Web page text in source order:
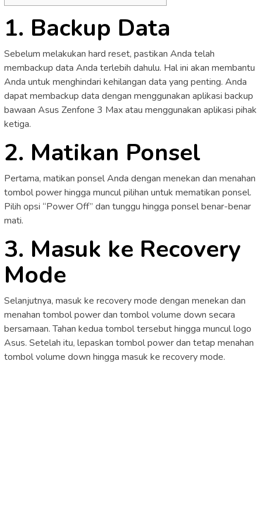
1. Backup Data
Sebelum melakukan hard reset, pastikan Anda telah
membackup data Anda terlebih dahulu. Hal ini akan membantu
Anda untuk menghindari kehilangan data yang penting. Anda
dapat membackup data dengan menggunakan aplikasi backup
bawaan Asus Zenfone 3 Max atau menggunakan aplikasi pihak
ketiga.
2. Matikan Ponsel
Pertama, matikan ponsel Anda dengan menekan dan menahan
tombol power hingga muncul pilihan untuk mematikan ponsel.
Pilih opsi “Power Off” dan tunggu hingga ponsel benar-benar
mati.
3. Masuk ke Recovery
Mode
Selanjutnya, masuk ke recovery mode dengan menekan dan
menahan tombol power dan tombol volume down secara
bersamaan. Tahan kedua tombol tersebut hingga muncul logo
Asus. Setelah itu, lepaskan tombol power dan tetap menahan
tombol volume down hingga masuk ke recovery mode.